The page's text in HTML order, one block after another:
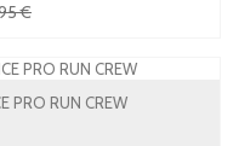
€
PRO RUN CREW